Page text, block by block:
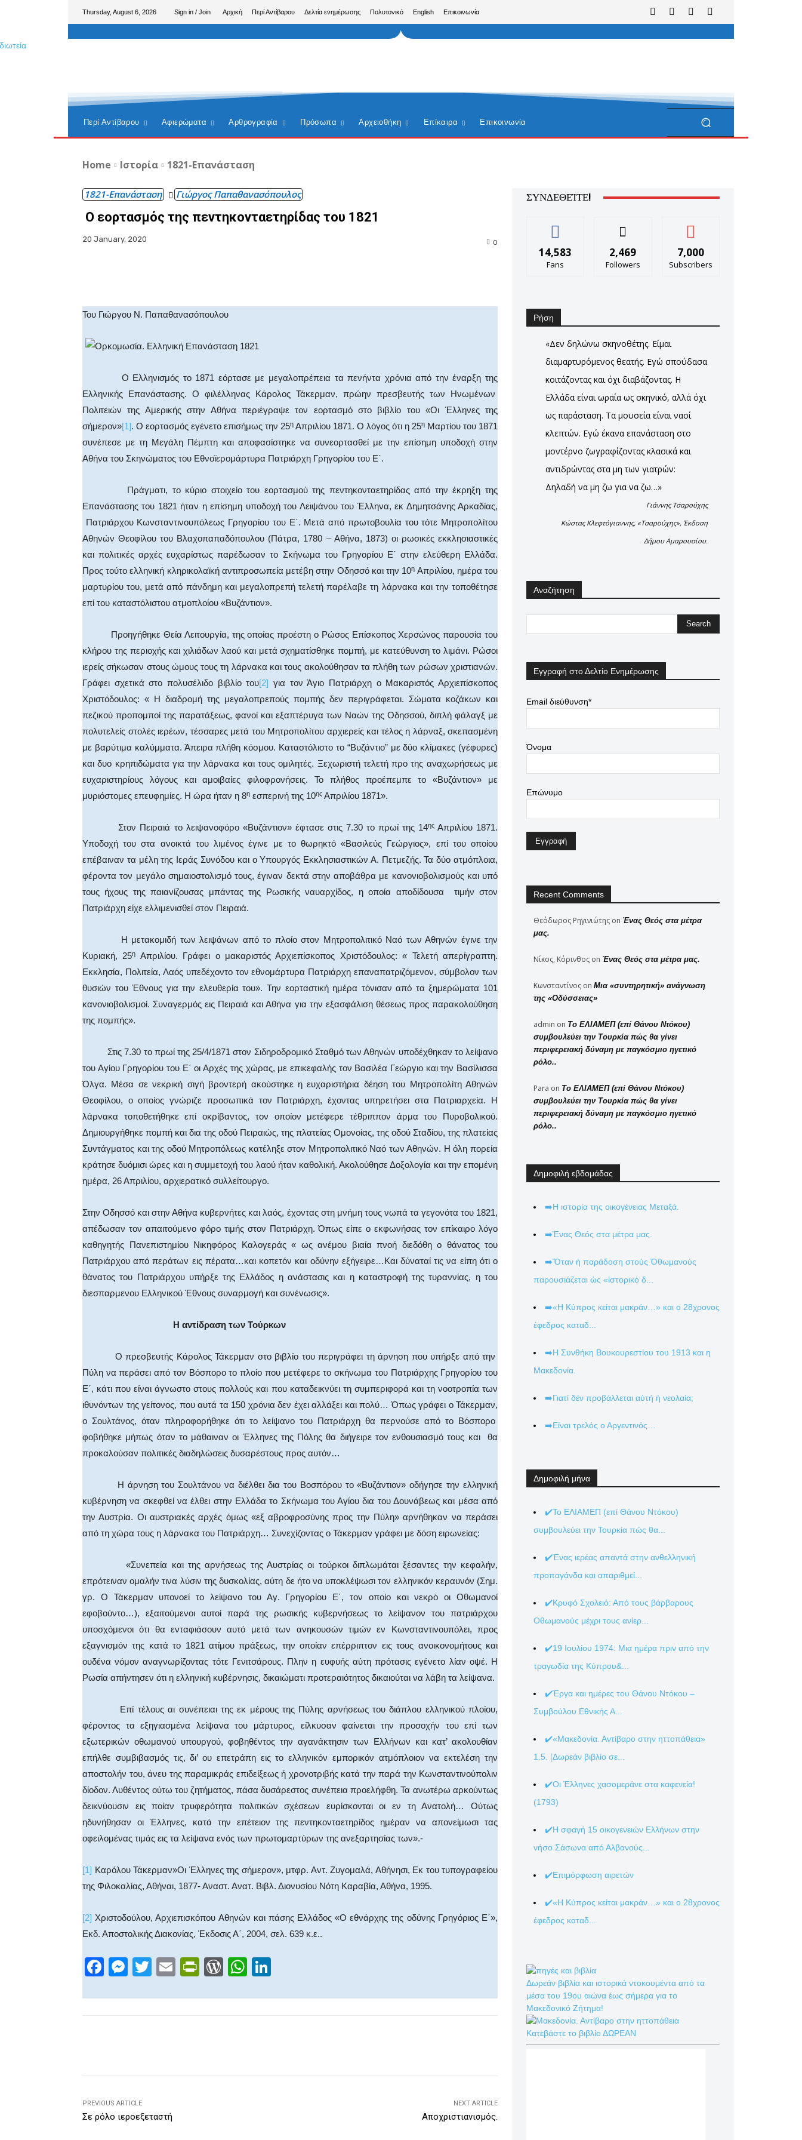
Thursday, August 6, 2026 Sign in / Join Αρχική Περί Αντίβαρου Δελτία ενημέρωσης Πολυτονικό English Επικοινωνία
Περί Αντίβαρου Αφιερώματα Αρθρογραφία Πρόσωπα Αρχειοθήκη Επίκαιρα Επικοινωνία
Home Ιστορία 1821-Επανάσταση
1821-Επανάσταση Γιώργος Παπαθανασόπουλος
Ο εορτασμός της πεντηκονταετηρίδας του 1821
20 January, 2020 0
Του Γιώργου Ν. Παπαθανασόπουλου
Ο Ελληνισμός το 1871 εόρτασε με μεγαλοπρέπεια τα πενήντα χρόνια από την έναρξη της
Ελληνικής Επανάστασης. Ο φιλέλληνας Κάρολος Τάκερμαν, πρώην πρεσβευτής των Ηνωμένων
Πολιτειών της Αμερικής στην Αθήνα περιέγραψε τον εορτασμό στο βιβλίο του «Οι Έλληνες της
σήμερον»[1]. Ο εορτασμός εγένετο επισήμως την 25η Απριλίου 1871. Ο λόγος ότι η 25η Μαρτίου του 1871
συνέπεσε με τη Μεγάλη Πέμπτη και αποφασίστηκε να συνεορτασθεί με την επίσημη υποδοχή στην
Αθήνα του Σκηνώματος του Εθνοϊερομάρτυρα Πατριάρχη Γρηγορίου του Ε΄.
Πράγματι, το κύριο στοιχείο του εορτασμού της πεντηκονταετηρίδας από την έκρηξη της
Επανάστασης του 1821 ήταν η επίσημη υποδοχή του Λειψάνου του Έλληνα, εκ Δημητσάνης Αρκαδίας,
Πατριάρχου Κωνσταντινουπόλεως Γρηγορίου του Ε΄. Μετά από πρωτοβουλία του τότε Μητροπολίτου
Αθηνών Θεοφίλου του Βλαχοπαπαδόπουλου (Πάτρα, 1780 – Αθήνα, 1873) οι ρωσικές εκκλησιαστικές
και πολιτικές αρχές ευχαρίστως παρέδωσαν το Σκήνωμα του Γρηγορίου Ε΄ στην ελεύθερη Ελλάδα.
Προς τούτο ελληνική κληρικολαϊκή αντιπροσωπεία μετέβη στην Οδησσό και την 10η Απριλίου, ημέρα του
μαρτυρίου του, μετά από πάνδημη και μεγαλοπρεπή τελετή παρέλαβε τη λάρνακα και την τοποθέτησε
επί του καταστόλιστου ατμοπλοίου «Βυζάντιον».
Προηγήθηκε Θεία Λειτουργία, της οποίας προέστη ο Ρώσος Επίσκοπος Χερσώνος παρουσία του
κλήρου της περιοχής και χιλιάδων λαού και μετά σχηματίσθηκε πομπή, με κατεύθυνση το λιμάνι. Ρώσοι
ιερείς σήκωσαν στους ώμους τους τη λάρνακα και τους ακολούθησαν τα πλήθη των ρώσων χριστιανών.
Γράφει σχετικά στο πολυσέλιδο βιβλίο του[2] για τον Άγιο Πατριάρχη ο Μακαριστός Αρχιεπίσκοπος
Χριστόδουλος: « Η διαδρομή της μεγαλοπρεπούς πομπής δεν περιγράφεται. Σώματα κοζάκων και
πεζικού προπομποί της παρατάξεως, φανοί και εξαπτέρυγα των Ναών της Οδησσού, διπλή φάλαγξ με
πολυτελείς στολές ιερέων, τέσσαρες μετά του Μητροπολίτου αρχιερείς και τέλος η λάρναξ, σκεπασμένη
με βαρύτιμα καλύμματα. Άπειρα πλήθη κόσμου. Καταστόλιστο το “Βυζάντιο” με δύο κλίμακες (γέφυρες)
και δυο κρηπιδώματα για την λάρνακα και τους ομιλητές. Ξεχωριστή τελετή προ της αναχωρήσεως με
ευχαριστηρίους λόγους και αμοιβαίες φιλοφρονήσεις. Το πλήθος προέπεμπε το «Βυζάντιον» με
μυριόστομες επευφημίες. Η ώρα ήταν η 8η εσπερινή της 10ης Απριλίου 1871».
Στον Πειραιά το λειψανοφόρο «Βυζάντιον» έφτασε στις 7.30 το πρωί της 14ηςΑπριλίου 1871.
Υποδοχή του στα ανοικτά του λιμένος έγινε με το θωρηκτό «Βασιλεύς Γεώργιος», επί του οποίου
επέβαιναν τα μέλη της Ιεράς Συνόδου και ο Υπουργός Εκκλησιαστικών Α. Πετμεζής. Τα δύο ατμόπλοια,
φέροντα τον μεγάλο σημαιοστολισμό τους, έγιναν δεκτά στην αποβάθρα με κανονιοβολισμούς και υπό
τους ήχους της παιανίζουσας μπάντας της Ρωσικής ναυαρχίδος, η οποία αποδίδουσα τιμήν στον
Πατριάρχη είχε ελλιμενισθεί στον Πειραιά.
Η μετακομιδή των λειψάνων από το πλοίο στον Μητροπολιτικό Ναό των Αθηνών έγινε την
Κυριακή, 25η
Απριλίου. Γράφει ο μακαριστός Αρχιεπίσκοπος Χριστόδουλος: « Τελετή απερίγραπτη.
Εκκλησία, Πολιτεία, Λαός υπεδέχοντο τον εθνομάρτυρα Πατριάρχη επαναπατριζόμενον, σύμβολον των
θυσιών του Έθνους για την ελευθερία του». Την εορταστική ημέρα τόνισαν από τα ξημερώματα 101
κανονιοβολισμοί. Συναγερμός εις Πειραιά και Αθήνα για την εξασφάλιση θέσεως προς παρακολούθηση
της πομπής».
Στις 7.30 το πρωί της 25/4/1871 στον Σιδηροδρομικό Σταθμό των Αθηνών υποδέχθηκαν το λείψανο
του Αγίου Γρηγορίου του Ε΄ οι Αρχές της χώρας, με επικεφαλής τον Βασιλέα Γεώργιο και την Βασίλισσα
Όλγα. Μέσα σε νεκρική σιγή βροντερή ακούστηκε η ευχαριστήρια δέηση του Μητροπολίτη Αθηνών
Θεοφίλου, ο οποίος γνώριζε προσωπικά τον Πατριάρχη, έχοντας υπηρετήσει στα Πατριαρχεία. Η
λάρνακα τοποθετήθηκε επί οκρίβαντος, τον οποίον μετέφερε τέθριππον άρμα του Πυροβολικού.
Δημιουργήθηκε πομπή και δια της οδού Πειραιώς, της πλατείας Ομονοίας, της οδού Σταδίου, της πλατείας
Συντάγματος και της οδού Μητροπόλεως κατέληξε στον Μητροπολιτικό Ναό των Αθηνών. Η όλη πορεία
κράτησε δυόμισι ώρες και η συμμετοχή του λαού ήταν καθολική. Ακολούθησε Δοξολογία και την επομένη
ημέρα, 26 Απριλίου, αρχιερατικό συλλείτουργο.
Στην Οδησσό και στην Αθήνα κυβερνήτες και λαός, έχοντας στη μνήμη τους νωπά τα γεγονότα του 1821,
απέδωσαν τον απαιτούμενο φόρο τιμής στον Πατριάρχη. Όπως είπε ο εκφωνήσας τον επίκαιρο λόγο
καθηγητής Πανεπιστημίου Νικηφόρος Καλογεράς « ως ανέμου βιαία πνοή διεδόθη ο θάνατος του
Πατριάρχου από περάτων εις πέρατα…και κοπετόν και οδύνην εξήγειρε…Και δύναταί τις να είπη ότι ο
θάνατος του Πατριάρχου υπήρξε της Ελλάδος η ανάστασις και η καταστροφή της τυραννίας, η του
διεσπαρμενου Ελληνικού Έθνους συναρμογή και συνένωσις».
Η αντίδραση των Τούρκων
Ο πρεσβευτής Κάρολος Τάκερμαν στο βιβλίο του περιγράφει τη άρνηση που υπήρξε από την
Πύλη να περάσει από τον Βόσπορο το πλοίο που μετέφερε το σκήνωμα του Πατριάρχης Γρηγορίου του
Ε΄, κάτι που είναι άγνωστο στους πολλούς και που καταδεικνύει τη συμπεριφορά και τη νοοτροπία των
ιθυνόντων της γείτονος, που αυτά τα 150 χρόνια δεν έχει αλλάξει και πολύ… Όπως γράφει ο Τάκερμαν,
ο Σουλτάνος, όταν πληροφορήθηκε ότι το λείψανο του Πατριάρχη θα περνούσε από το Βόσπορο
φοβήθηκε μήπως όταν το μάθαιναν οι Έλληνες της Πόλης θα διήγειρε τον ενθουσιασμό τους και θα
προκαλούσαν πολιτικές διαδηλώσεις δυσαρέστους προς αυτόν…
Η άρνηση του Σουλτάνου να διέλθει δια του Βοσπόρου το «Βυζάντιον» οδήγησε την ελληνική
κυβέρνηση να σκεφθεί να έλθει στην Ελλάδα το Σκήνωμα του Αγίου δια του Δουνάβεως και μέσα από
την Αυστρία. Οι αυστριακές αρχές όμως «εξ αβροφροσύνης προς την Πύλη» αρνήθηκαν να περάσει
από τη χώρα τους η λάρνακα του Πατριάρχη… Συνεχίζοντας ο Τάκερμαν γράφει με δόση ειρωνείας:
«Συνεπεία και της αρνήσεως της Αυστρίας οι τούρκοι διπλωμάται ξέσαντες την κεφαλήν,
επρότειναν ομαλήν τινα λύσιν της δυσκολίας, αύτη δε ήτο να υποκλέψωσι τον ελληνικόν κεραυνόν (Σημ.
γρ. Ο Τάκερμαν υπονοεί το λείψανο του Αγ. Γρηγορίου Ε΄, τον οποίο και νεκρό οι Οθωμανοί
εφοβούντο…), εξαιτούμενοι αυτοί παρά της ρωσικής κυβερνήσεως το λείψανον του πατριάρχου
υποσχόμενοι ότι θα ενταφιάσουν αυτό μετά των ανηκουσών τιμών εν Κωνσταντινουπόλει, προς
εξαγνισμόν της κατά το 1821 ατίμου πράξεως, την οποίαν επέρριπτον εις τους ανοικονομήτους και
ουδένα νόμον αναγνωρίζοντας τότε Γενιτσάρους. Πλην η ευφυής αύτη πρότασις εγένετο λίαν οψέ. Η
Ρωσία απήντησεν ότι η ελληνική κυβέρνησις, δικαιώματι προτεραιότητος δικαιούται να λάβη τα λείψανα.
Επί τέλους αι συνέπειαι της εκ μέρους της Πύλης αρνήσεως του διάπλου ελληνικού πλοίου,
φέροντος τα εξηγιασμένα λείψανα του μάρτυρος, είλκυσαν φαίνεται την προσοχήν του επί των
εξωτερικών οθωμανού υπουργού, φοβηθέντος την αγανάκτησιν των Ελλήνων και κατ’ ακολουθίαν
επήλθε συμβιβασμός τις, δι’ ου επετράπη εις το ελληνικόν εμπορικόν ατμόπλοιον να εκτελέση την
αποστολήν του, άνευ της παραμικράς επιδείξεως ή χρονοτριβής κατά την παρά την Κωνσταντινούπολιν
δίοδον. Λυθέντος ούτω του ζητήματος, πάσα δυσάρεστος συνέπεια προελήφθη. Τα ανωτέρω αρκούντως
δεικνύουσιν εις ποίαν τρυφερότητα πολιτικών σχέσεων ευρίσκονται οι εν τη Ανατολή… Ούτως
ηδυνήθησαν οι Έλληνες, κατά την επέτειον της πεντηκονταετηρίδος ημέραν να απονείμωσι τας
οφειλομένας τιμάς εις τα λείψανα ενός των πρωτομαρτύρων της ανεξαρτησίας των».-
[1] Καρόλου Τάκερμαν»Οι Έλληνες της σήμερον», μτφρ. Αντ. Ζυγομαλά, Αθήνησι, Εκ του τυπογραφείου
της Φιλοκαλίας, Αθήναι, 1877- Αναστ. Ανατ. Βιβλ. Διονυσίου Νότη Καραβία, Αθήνα, 1995.
[2] Χριστοδούλου, Αρχιεπισκόπου Αθηνών και πάσης Ελλάδος «Ο εθνάρχης της οδύνης Γρηγόριος Ε΄»,
Εκδ. Αποστολικής Διακονίας, Έκδοσις Α΄, 2004, σελ. 639 κ.ε..
F
c
k
M
ss
T
tt
E
ail
Pr
tF
W
d
W
at k
Viber
PREVIOUS ARTICLE
Σε ρόλο ιεροεξεταστή
NEXT ARTICLE
Αποχριστιανισμός.
ΣΥΝΔΕΘΕΊΤΕ!
14,583
Fans
2,469
Followers
7,000
Subscribers
Ρήση
«Δεν δηλώνω σκηνοθέτης. Είμαι
διαμαρτυρόμενος θεατής. Εγώ σπούδασα
κοιτάζοντας και όχι διαβάζοντας. Η
Ελλάδα είναι ωραία ως σκηνικό, αλλά όχι
ως παράσταση. Τα μουσεία είναι ναοί
κλεπτών. Εγώ έκανα επανάσταση στο
μοντέρνο ζωγραφίζοντας κλασικά και
αντιδρώντας στα μη των γιατρών:
Δηλαδή να μη ζω για να ζω…»
Γιάννης Τσαρούχης
Κώστας Κλεφτόγιαννης, «Τσαρούχης», Έκδοση
Δήμου Αμαρουσίου.
Αναζήτηση
Εγγραφή στο Δελτίο Ενημέρωσης
Email διεύθυνση*
Όνομα
Επώνυμο
Recent Comments
Θεόδωρος Ρηγινιώτης on Ένας Θεός στα μέτρα
μας.
Νίκος, Κόρινθος on Ένας Θεός στα μέτρα μας.
Κωνσταντίνος on Μια «συντηρητική» ανάγνωση
της «Οδύσσειας»
admin on Το ΕΛΙΑΜΕΠ (επί Θάνου Ντόκου)
συμβουλεύει την Τουρκία πώς θα γίνει
περιφερειακή δύναμη με παγκόσμιο ηγετικό
ρόλο..
Para on Το ΕΛΙΑΜΕΠ (επί Θάνου Ντόκου)
συμβουλεύει την Τουρκία πώς θα γίνει
περιφερειακή δύναμη με παγκόσμιο ηγετικό
ρόλο..
Δημοφιλή εβδομάδας
➡️Η ιστορία της οικογένειας Μεταξά.
➡️Ένας Θεός στα μέτρα μας.
➡️Ὅταν ἡ παράδοση στούς Ὀθωμανούς
παρουσιάζεται ὡς «ἱστορικό δ...
➡️«Η Κύπρος κείται μακράν…» και ο 28χρονος
έφεδρος καταδ...
➡️Η Συνθήκη Βουκουρεστίου του 1913 και η
Μακεδονία.
➡️Γιατί δέν προβάλλεται αὐτή ἡ νεολαία;
➡️Είναι τρελός ο Αργεντινός…
Δημοφιλή μήνα
✔️Το ΕΛΙΑΜΕΠ (επί Θάνου Ντόκου)
συμβουλεύει την Τουρκία πώς θα...
✔️Ένας ιερέας απαντά στην ανθελληνική
προπαγάνδα και απαριθμεί...
✔️Κρυφό Σχολειό: Από τους βάρβαρους
Οθωμανούς μέχρι τους ανίερ...
✔️19 Ιουλίου 1974: Μια ημέρα πριν από την
τραγωδία της Κύπρου&...
✔️Έργα και ημέρες του Θάνου Ντόκου –
Συμβούλου Εθνικής Α...
✔️«Μακεδονία. Αντίβαρο στην ηττοπάθεια»
1.5. [Δωρεάν βιβλίο σε...
✔️Οι Έλληνες χασομεράνε στα καφενεία!
(1793)
✔️Η σφαγή 15 οικογενειών Ελλήνων στην
νήσο Σάσωνα από Αλβανούς...
✔️Επιμόρφωση αιρετών
✔️«Η Κύπρος κείται μακράν…» και ο 28χρονος
έφεδρος καταδ...
Δωρεάν βιβλία και ιστορικά ντοκουμέντα από τα
μέσα του 19ου αιώνα έως σήμερα για το
Μακεδονικό Ζήτημα!
Κατεβάστε το βιβλίο ΔΩΡΕΑΝ